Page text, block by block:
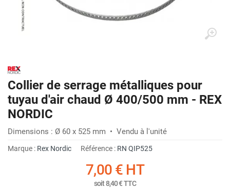
Collier de serrage métalliques pour
tuyau d'air chaud Ø 400/500 mm - REX
NORDIC
Dimensions : Ø 60 x 525 mm • Vendu à l'unité
Marque : Rex Nordic Référence : RN QIP525
7,00 € HT
soit8,40 €TTC